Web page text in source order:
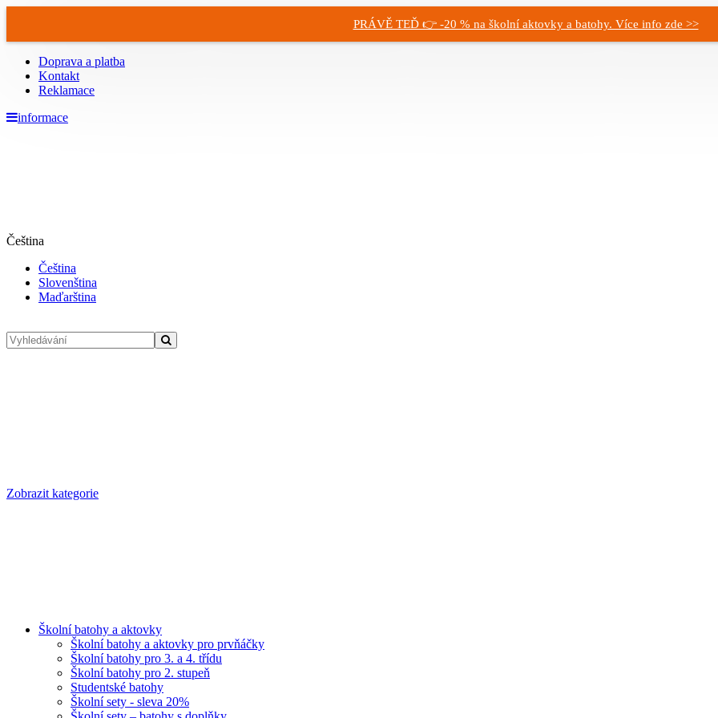
PRÁVĚ TEĎ 👉 -20 % na školní aktovky a batohy. Více info zde >>
Doprava a platba
Kontakt
Reklamace
informace
Čeština
Čeština
Slovenština
Maďarština
Zobrazit kategorie
Školní batohy a aktovky
Školní batohy a aktovky pro prvňáčky
Školní batohy pro 3. a 4. třídu
Školní batohy pro 2. stupeň
Studentské batohy
Školní sety - sleva 20%